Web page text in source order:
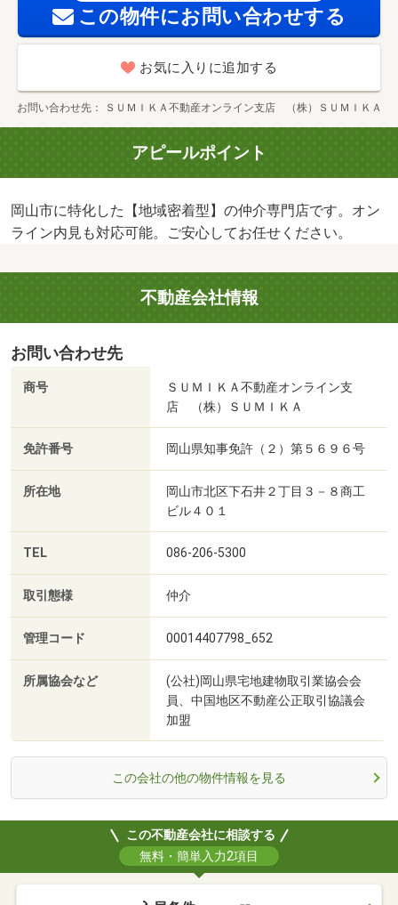
この物件にお問い合わせする
お気に入りに追加する
お問い合わせ先 ＳＵＭＩＫＡ不動産オンライン支店 （株）ＳＵＭＩＫＡ
アピールポイント
岡山市に特化した【地域密着型】の仲介専門店です。オン
ライン内見も対応可能。ご安心してお任せください。
不動産会社情報
お問い合わせ先
商号
ＳＵＭＩＫＡ不動産オンライン支
店 （株）ＳＵＭＩＫＡ
免許番号 岡山県知事免許（２）第５６９６号
所在地
岡山市北区下石井２丁目３－８商工
ビル４０１
TEL 086-206-5300
取引態様 仲介
管理コード 00014407798_652
所属協会など
(公社)岡山県宅地建物取引業協会会
員、中国地区不動産公正取引協議会
加盟
この会社の他の物件情報を見る
この不動産会社に相談する
無料・簡単入力2項目